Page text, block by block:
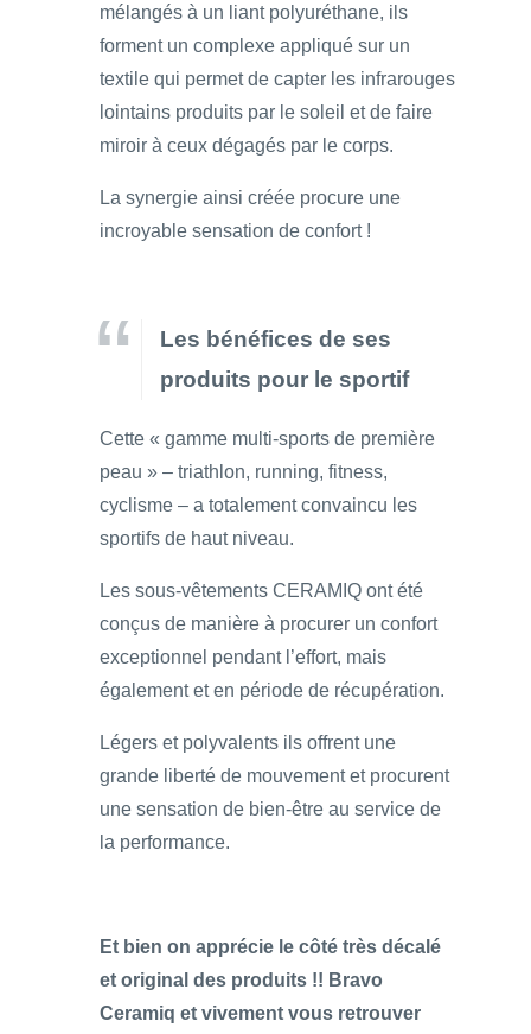
mélangés à un liant polyuréthane, ils
forment un complexe appliqué sur un
textile qui permet de capter les infrarouges
lointains produits par le soleil et de faire
miroir à ceux dégagés par le corps.
La synergie ainsi créée procure une
incroyable sensation de confort !
Les bénéfices de ses
produits pour le sportif
Cette « gamme multi-sports de première
peau » – triathlon, running, fitness,
cyclisme – a totalement convaincu les
sportifs de haut niveau.
Les sous-vêtements CERAMIQ ont été
conçus de manière à procurer un confort
exceptionnel pendant l’effort, mais
également et en période de récupération.
Légers et polyvalents ils offrent une
grande liberté de mouvement et procurent
une sensation de bien-être au service de
la performance.
Et bien on apprécie le côté très décalé
et original des produits !! Bravo
Ceramiq et vivement vous retrouver